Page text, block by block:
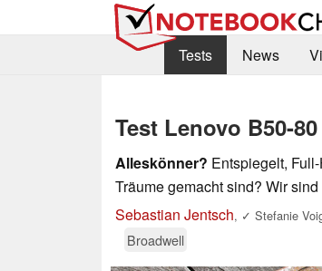
Tests
News
Test Lenovo B50-
Alleskönner? Entspiegelt,
Träume gemacht sind? Wir
Sebastian Jentsch, ✓ Stefanie
Broadwell